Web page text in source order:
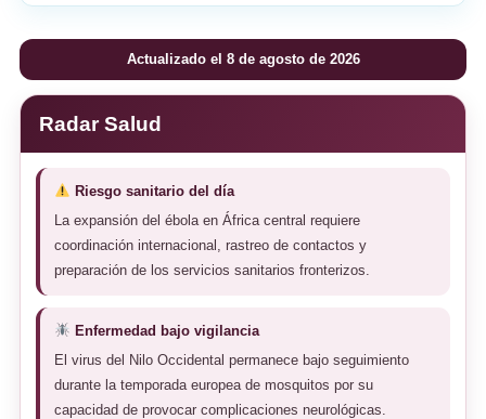
Actualizado el 8 de agosto de 2026
Radar Salud
Riesgo sanitario del día
La expansión del ébola en África central requiere
coordinación internacional, rastreo de contactos y
preparación de los servicios sanitarios fronterizos.
Enfermedad bajo vigilancia
El virus del Nilo Occidental permanece bajo seguimiento
durante la temporada europea de mosquitos por su
capacidad de provocar complicaciones neurológicas.